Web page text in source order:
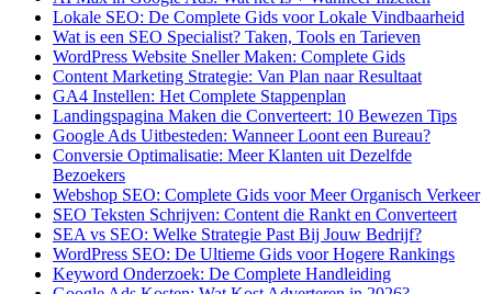
Lokale SEO: De Complete Gids voor Lokale Vindbaarheid
Wat is een SEO Specialist? Taken, Tools en Tarieven
WordPress Website Sneller Maken: Complete Gids
Content Marketing Strategie: Van Plan naar Resultaat
GA4 Instellen: Het Complete Stappenplan
Landingspagina Maken die Converteert: 10 Bewezen Tips
Google Ads Uitbesteden: Wanneer Loont een Bureau?
Conversie Optimalisatie: Meer Klanten uit Dezelfde
Bezoekers
Webshop SEO: Complete Gids voor Meer Organisch Verkeer
SEO Teksten Schrijven: Content die Rankt en Converteert
SEA vs SEO: Welke Strategie Past Bij Jouw Bedrijf?
WordPress SEO: De Ultieme Gids voor Hogere Rankings
Keyword Onderzoek: De Complete Handleiding